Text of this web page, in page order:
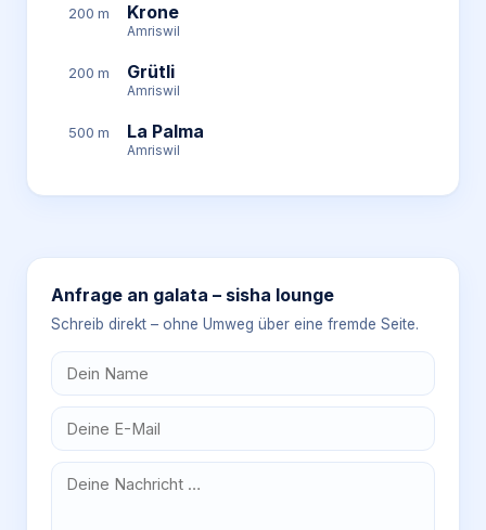
200 m Krone
Amriswil
200 m Grütli
Amriswil
500 m La Palma
Amriswil
Anfrage an galata – sisha lounge
Schreib direkt – ohne Umweg über eine fremde Seite.